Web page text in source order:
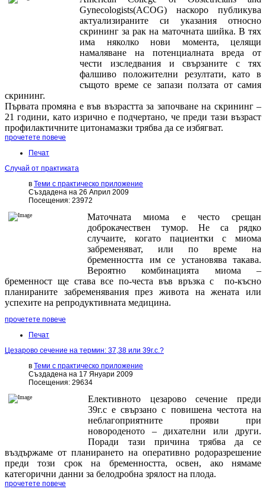
Gynecologists(ACOG) наскоро публикува
актуализираните си указания относно
скрининг за рак на маточната шийка. В тях
има няколко нови момента, целящи
намаляване на потенциалната вреда от
чести изследвания и свързаните с тях
фалшиво положителни резултати, като в
същото време се запази ползата от самия
скрининг.
Първата промяна е във възрастта за започване на скрининг –
21 години, като изрично е подчертано, че преди тази възраст
профилактичните цитонамазки трябва да се избягват.
прочетете повече
Печат
Случай от практиката
в Теми с практическо приложение
Създадена на 26 Април 2009
Посещения: 23972
Маточната миома е често срещан
доброкачествен тумор. Не са рядко
случаите, когато пациентки с миома
забременяват, или по време на
бременността им се установява такава.
Вероятно комбинацията миома –
бременност ще става все по-честа във връзка с по-късно
планираните забременявания през живота на жената или
успехите на репродуктивната медицина.
прочетете повече
Печат
Цезарово сечение на термин: 37,38 или 39г.с.?
в Теми с практическо приложение
Създадена на 17 Януари 2009
Посещения: 29634
Елективното цезарово сечение преди
39г.с е свързано с повишена честота на
неблагоприятните прояви при
новороденото – дихателни или други.
Поради тази причина трябва да се
въздържаме от планирането на оперативно родоразрешение
преди този срок на бременността, освен, ако нямаме
категорични данни за белодробна зрялост на плода.
прочетете повече